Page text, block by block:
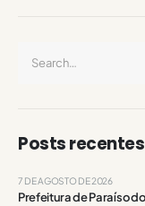
Posts recentes
Prefeitura de Paraíso
7 DE AGOSTO DE 2026